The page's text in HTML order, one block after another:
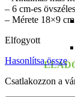
– 6 cm-es
– Mérete 18×9 cm
Elfogyott
Hasonlítsa össze
Csatlakozzon a